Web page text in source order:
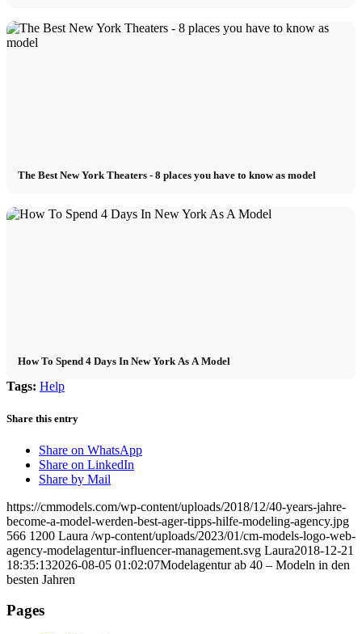
The Best New York Theaters - 8 places you have to know as model
How To Spend 4 Days In New York As A Model
Tags: Help
Share this entry
Share on WhatsApp
Share on LinkedIn
Share by Mail
https://cmmodels.com/wp-content/uploads/2018/12/40-years-jahre-
become-a-model-werden-best-ager-tipps-hilfe-modeling-agency.jpg
566 1200 Laura /wp-content/uploads/2023/01/cm-models-logo-web-
agency-modelagentur-influencer-management.svg Laura2018-12-21
18:35:132026-08-05 01:02:07Modelagentur ab 40 – Modeln in den
besten Jahren
Pages